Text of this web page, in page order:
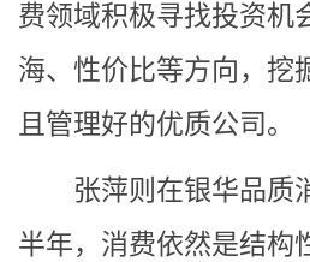
费领域积极寻找投资机
海、性价比等方向，挖
且管理好的优质公司。
张萍则在银华品质
半年，消费依然是结构